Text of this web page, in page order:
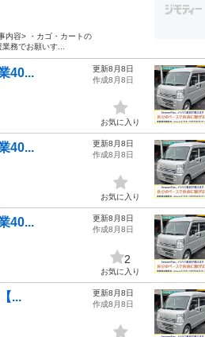
内容> ・カゴ・カートの
務でお願いす...
40...
更新8月8日
作成8月8日
お気に入り
40...
更新8月8日
作成8月8日
お気に入り
40...
更新8月8日
作成8月8日
2
お気に入り
...
更新8月8日
作成8月8日